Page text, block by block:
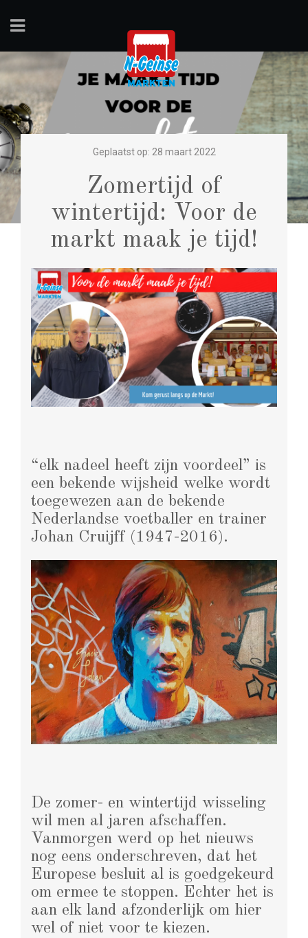
Geplaatst op: 28 maart 2022
Zomertijd of
wintertijd: Voor de
markt maak je tijd!
“elk nadeel heeft zijn voordeel” is
een bekende wijsheid welke wordt
toegewezen aan de bekende
Nederlandse voetballer en trainer
Johan Cruijff (1947-2016).
De zomer- en wintertijd wisseling
wil men al jaren afschaffen.
Vanmorgen werd op het nieuws
nog eens onderschreven, dat het
Europese besluit al is goedgekeurd
om ermee te stoppen. Echter het is
aan elk land afzonderlijk om hier
wel of niet voor te kiezen.